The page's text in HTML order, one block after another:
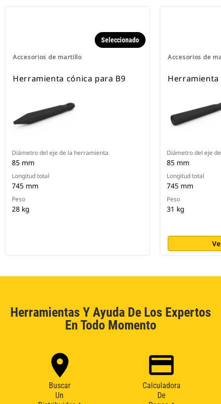
Accesorios de martillo
Seleccionado
Herramienta cónica para B9
Diámetro del eje de la herramienta
85 mm
Longitud total
745 mm
Peso
28 kg
Accesorios de
Diámetro del eje
85 mm
Longitud total
745 mm
Peso
31 kg
Herramientas Y Ayuda De Los Expertos
En Todo Momento
Buscar
Un
Calculadora
De